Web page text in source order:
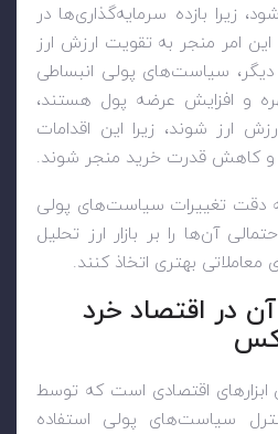
زیرا بازده سرمایه‌گذاری‌ها در
امر منجر به تقویت ارزش ارز
سیاست‌های پولی انبساطی
و افزایش عرضه پول هستند،
ارز شوند، زیرا این اقدامات
و کاهش قدرت خرید منجر شوند.
دقت تغییرات سیاست‌های پولی
آن‌ها را بر بازار ارز تحلیل
معاملاتی بهتری اتخاذ کنند.
در اقتصاد خرد
ابزارهای اقتصادی است که توسط
سیاست‌های پولی استفاده